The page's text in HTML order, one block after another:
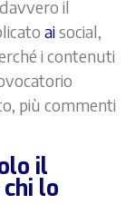
il
aisocial,
i contenuti
più commenti
il
lo